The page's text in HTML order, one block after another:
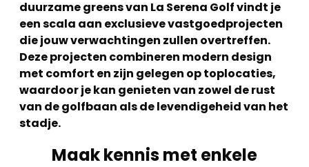
duurzame greens van La Serena Golf vindt je
een scala aan exclusieve vastgoedprojecten
die jouw verwachtingen zullen overtreffen.
Deze projecten combineren modern design
met comfort en zijn gelegen op toplocaties,
waardoor je kan genieten van zowel de rust
van de golfbaan als de levendigeheid van het
stadje.
Maak kennis met enkele